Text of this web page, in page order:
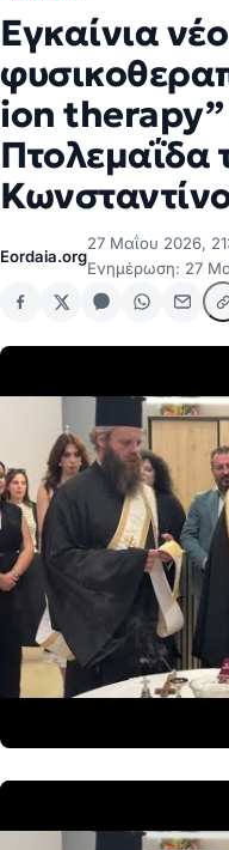
Εγκαίνια
ion therapy”
Πτολεμαΐδα
Eordaia.org
27 Μαΐου 2026,
Ενημέρωση: 27